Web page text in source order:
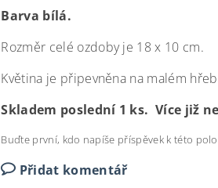
Barva bílá.
Rozměr celé ozdoby je 18 x 10 cm.
Květina je připevněna na malém
Skladem poslední 1 ks. Více již
Buďte první, kdo napíše příspěvek k této
Přidat komentář